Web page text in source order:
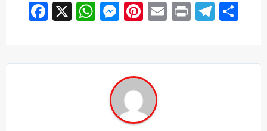
Facebook
X WhatsApp
Messenger
Pinterest
EmailPrint